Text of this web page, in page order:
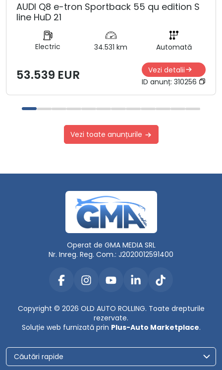
AUDI Q8 e-tron Sportback 55 qu edition S
line HuD 21
Electric 34.531 km Automată
53.539 EUR
Vezi detalii
ID anunț: 310256
Vezi toate anunțurile
Operat de GMA MEDIA SRL
Nr. Inreg. Reg. Com.: J2020012591400
Copyright © 2026 OLD AUTO ROLLING. Toate drepturile
rezervate.
Soluție web furnizată prin Plus-Auto Marketplace.
Căutări rapide